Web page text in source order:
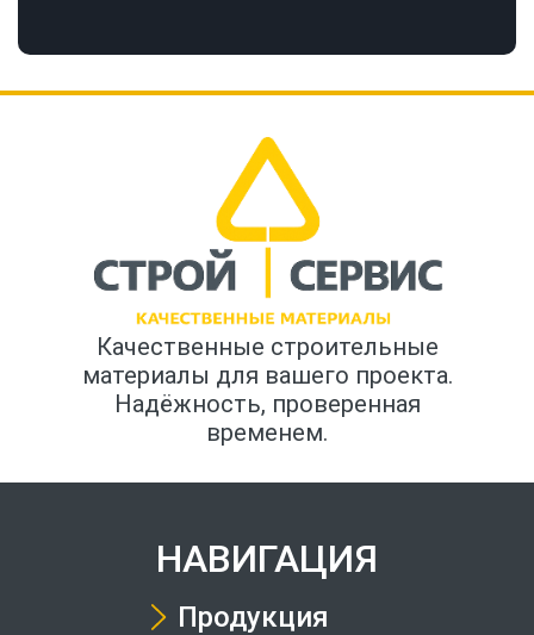
Качественные строительные
материалы для вашего проекта.
Надёжность, проверенная
временем.
НАВИГАЦИЯ
Продукция